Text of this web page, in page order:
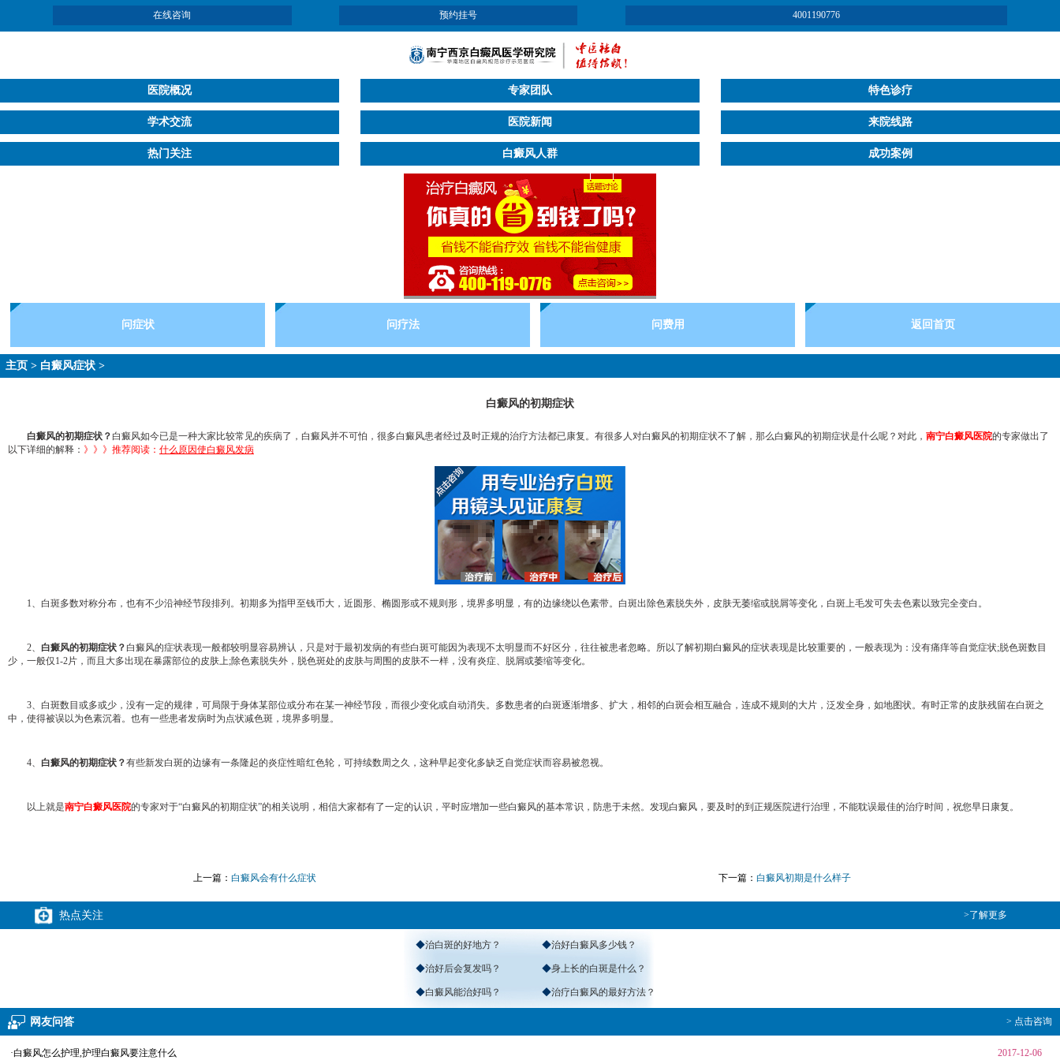
在线咨询 预约挂号 4001190776
医院概况 专家团队 特色诊疗
学术交流 医院新闻 来院线路
热门关注 白癜风人群 成功案例
问症状 问疗法 问费用 返回首页
主页 > 白癜风症状 >
白癜风的初期症状
白癜风的初期症状？ 白癜风如今已是一种大家比较常见的疾病了，白癜风并不可怕，很多白癜风患者经过及时正规的治疗方法都已康复。有很多人对白癜风的初期症状不了解，那么白癜风的初期症状是什么呢？对此， 南宁白癜风医院的专家做出了
以下详细的解释： 》》》推荐阅读： 什么原因使白癜风发病
1、白斑多数对称分布，也有不少沿神经节段排列。初期多为指甲至钱币大，近圆形、椭圆形或不规则形，境界多明显，有的边缘绕以色素带。白斑出除色素脱失外，皮肤无萎缩或脱屑等变化，白斑上毛发可失去色素以致完全变白。
2、 白癜风的初期症状？ 白癜风的症状表现一般都较明显容易辨认，只是对于最初发病的有些白斑可能因为表现不太明显而不好区分，往往被患者忽略。所以了解初期白癜风的症状表现是比较重要的，一般表现为：没有痛痒等自觉症状;脱色斑数目
少，一般仅1-2片，而且大多出现在暴露部位的皮肤上;除色素脱失外，脱色斑处的皮肤与周围的皮肤不一样，没有炎症、脱屑或萎缩等变化。
3、白斑数目或多或少，没有一定的规律，可局限于身体某部位或分布在某一神经节段，而很少变化或自动消失。多数患者的白斑逐渐增多、扩大，相邻的白斑会相互融合，连成不规则的大片，泛发全身，如地图状。有时正常的皮肤残留在白斑之
中，使得被误以为色素沉着。也有一些患者发病时为点状减色斑，境界多明显。
4、 白癜风的初期症状？有些新发白斑的边缘有一条隆起的炎症性暗红色轮，可持续数周之久，这种早起变化多缺乏自觉症状而容易被忽视。
以上就是南宁白癜风医院的专家对于“白癜风的初期症状”的相关说明，相信大家都有了一定的认识，平时应增加一些白癜风的基本常识，防患于未然。发现白癜风，要及时的到正规医院进行治理，不能耽误最佳的治疗时间，祝您早日康复。
上一篇： 白癜风会有什么症状 下一篇： 白癜风初期是什么样子
热点关注 >了解更多
◆治白斑的好地方？ ◆治好白癜风多少钱？
◆治好后会复发吗？ ◆身上长的白斑是什么？
◆白癜风能治好吗？ ◆治疗白癜风的最好方法？
网友问答 > 点击咨询
·白癜风怎么护理,护理白癜风要注意什么 2017-12-06